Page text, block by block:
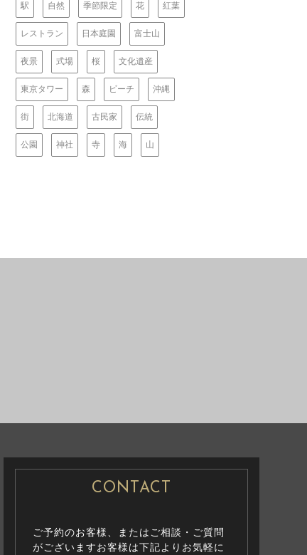
駅 自然 季節限定 花 紅葉
レストラン 日本庭園 富士山
夜景 式場 桜 文化遺産
東京タワー 森 ビーチ 沖縄
街 北海道 古民家 伝統
公園 神社 寺 海 山
CONTACT
ご予約のお客様、またはご相談・ご質問
がございますお客様は下記よりお気軽に